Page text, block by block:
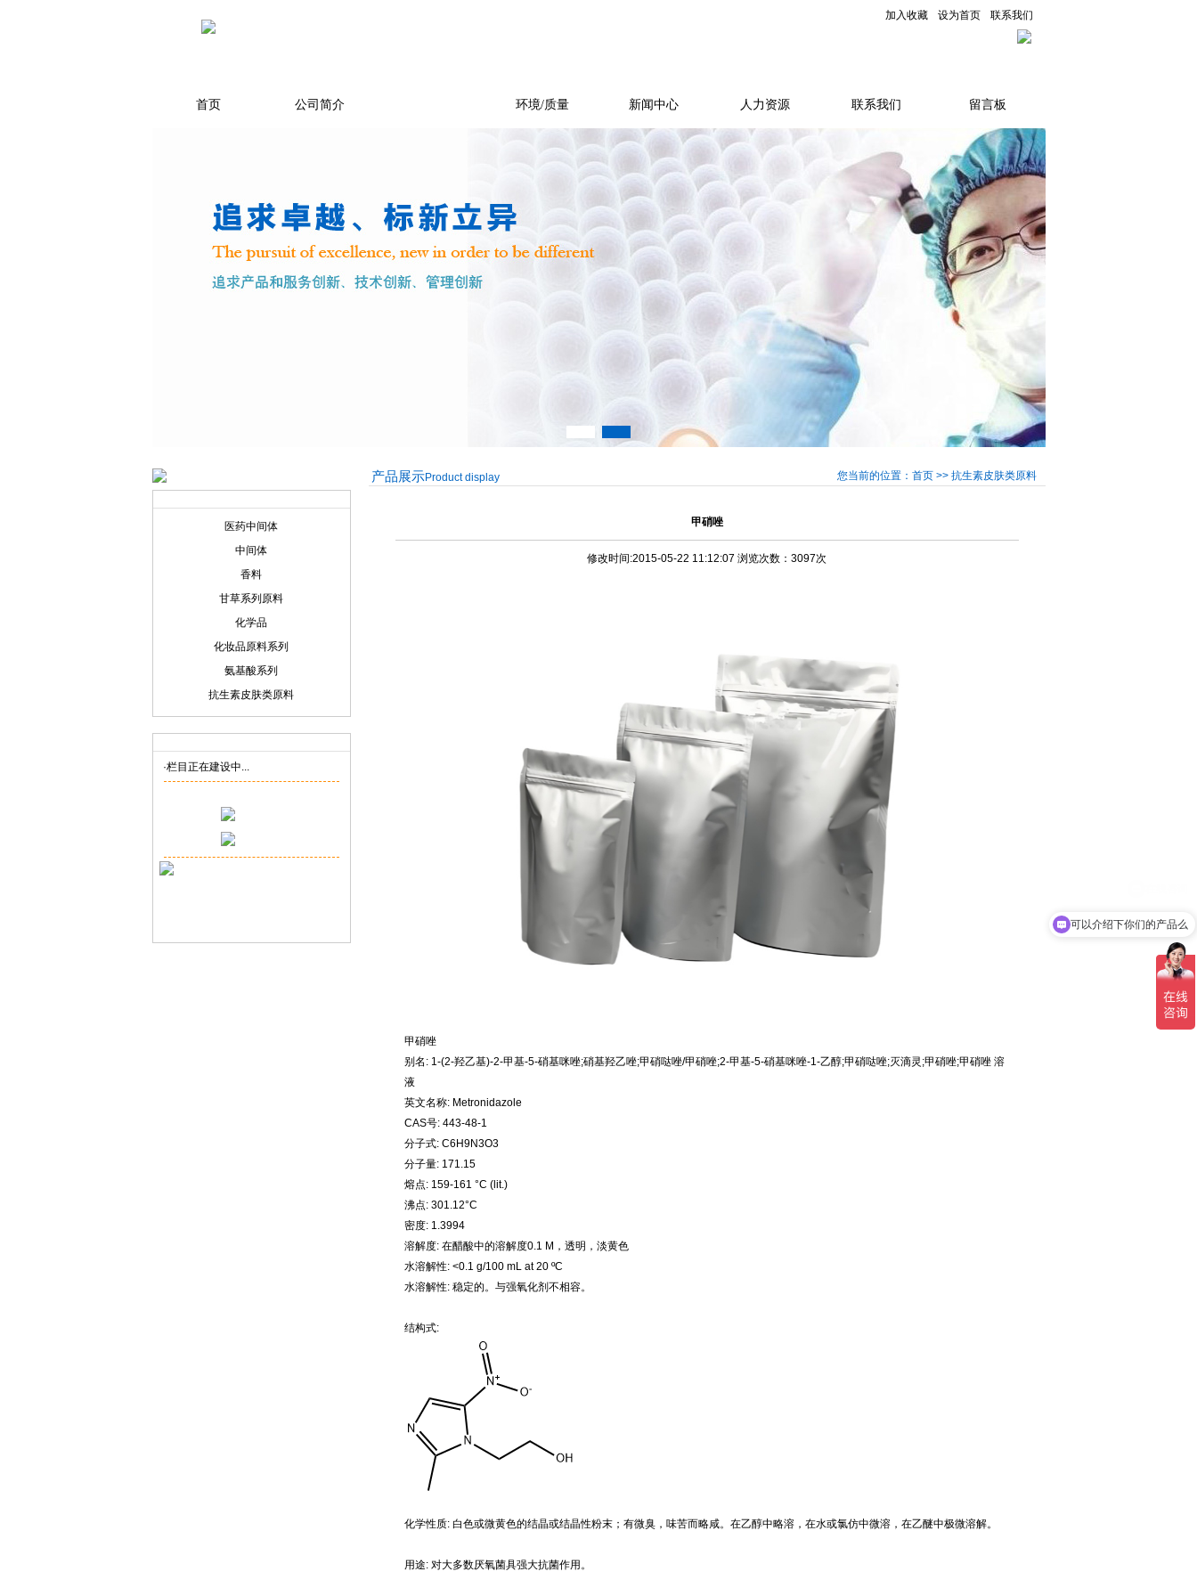
加入收藏 设为首页 联系我们
首页 公司简介 环境/质量 新闻中心 人力资源 联系我们 留言板
医药中间体
中间体
香料
甘草系列原料
化学品
化妆品原料系列
氨基酸系列
抗生素皮肤类原料
·栏目正在建设中...
您当前的位置：首页 >> 抗生素皮肤类原料
产品展示Product display
甲硝唑
修改时间:2015-05-22 11:12:07 浏览次数：3097次
甲硝唑
别名: 1-(2-羟乙基)-2-甲基-5-硝基咪唑;硝基羟乙唑;甲硝哒唑/甲硝唑;2-甲基-5-硝基咪唑-1-乙醇;甲硝哒唑;灭滴灵;甲硝唑;甲硝唑 溶
液
英文名称: Metronidazole
CAS号: 443-48-1
分子式: C6H9N3O3
分子量: 171.15
熔点: 159-161 °C (lit.)
沸点: 301.12°C
密度: 1.3994
溶解度: 在醋酸中的溶解度0.1 M，透明，淡黄色
水溶解性: <0.1 g/100 mL at 20 ºC
水溶解性: 稳定的。与强氧化剂不相容。
结构式:
化学性质: 白色或微黄色的结晶或结晶性粉末；有微臭，味苦而略咸。在乙醇中略溶，在水或氯仿中微溶，在乙醚中极微溶解。
用途: 对大多数厌氧菌具强大抗菌作用。
可以介绍下你们的产品么